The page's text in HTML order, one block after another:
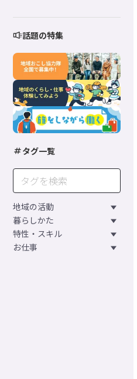
話題の特集
タグ一覧
地域の活動
暮らしかた
特性・スキル
お仕事